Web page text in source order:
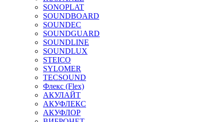
SONOPLAT
SOUNDBOARD
SOUNDEC
SOUNDGUARD
SOUNDLINE
SOUNDLUX
STEICO
SYLOMER
TECSOUND
Флекс (Flex)
АКУЛАЙТ
АКУФЛЕКС
АКУФЛОР